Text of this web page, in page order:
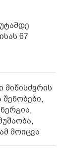
67
მოიცვა